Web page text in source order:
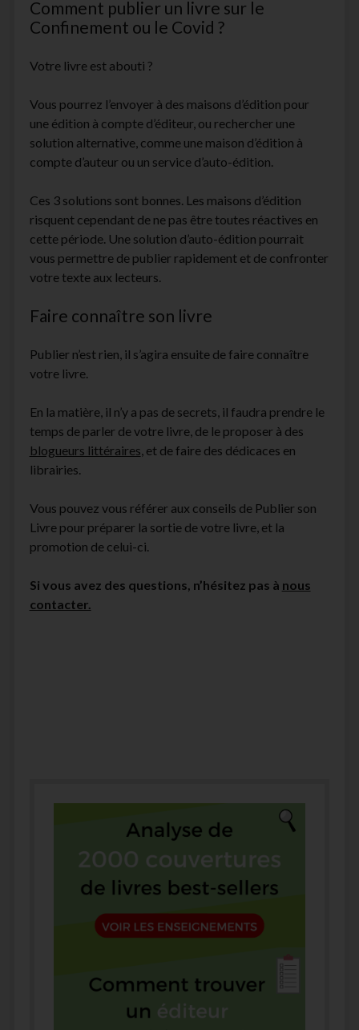
Comment publier un livre sur le
Confinement ou le Covid ?
Votre livre est abouti ?
Vous pourrez l’envoyer à des maisons d’édition pour
une édition à compte d’éditeur, ou rechercher une
solution alternative, comme une maison d’édition à
compte d’auteur ou un service d’auto-édition.
Ces 3 solutions sont bonnes. Les maisons d’édition
risquent cependant de ne pas être toutes réactives en
cette période. Une solution d’auto-édition pourrait
vous permettre de publier rapidement et de confronter
votre texte aux lecteurs.
Faire connaître son livre
Publier n’est rien, il s’agira ensuite de faire connaître
votre livre.
En la matière, il n’y a pas de secrets, il faudra prendre le
temps de parler de votre livre, de le proposer à des
blogueurs littéraires, et de faire des dédicaces en
librairies.
Vous pouvez vous référer aux conseils de Publier son
Livre pour préparer la sortie de votre livre, et la
promotion de celui-ci.
Si vous avez des questions, n’hésitez pas à nous
contacter.